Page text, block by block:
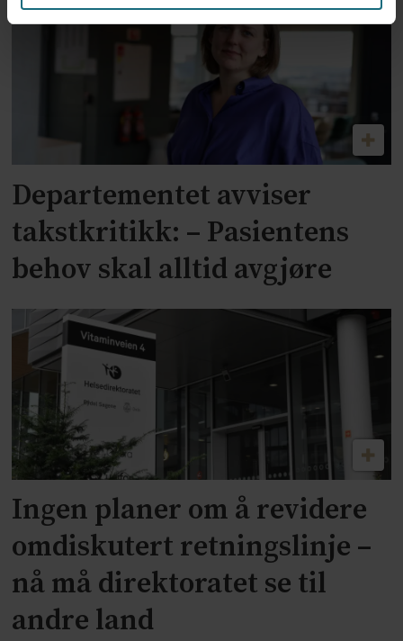
Departementet avviser
takstkritikk: – Pasientens
behov skal alltid avgjøre
Ingen planer om å revidere
omdiskutert retningslinje –
nå må direktoratet se til
andre land